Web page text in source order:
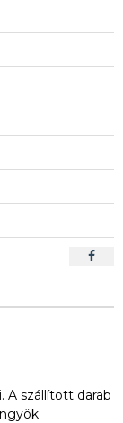
A szállított darab